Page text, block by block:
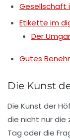
Gesellschaft
Etikette im
Der
Gutes
Die Kunst
Die Kunst der
die nicht nur die
Tag oder die